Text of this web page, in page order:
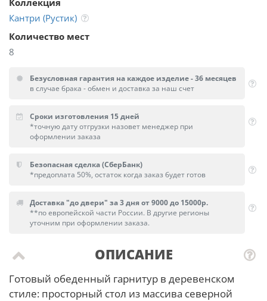
Коллекция
Кантри (Рустик)
Количество мест
8
Безусловная гарантия на каждое изделие - 36 месяцев
в случае брака - обмен и доставка за наш счет
Сроки изготовления 15 дней
*точную дату отгрузки назовет менеджер при
оформлении заказа
Безопасная сделка (СберБанк)
*предоплата 50%, остаток когда заказ будет готов
Доставка "до двери" за 3 дня от 9000 до 15000р.
**по европейской части России. В другие регионы
уточним при оформлении заказа.
ОПИСАНИЕ
Готовый обеденный гарнитур в деревенском
стиле: просторный стол из массива северной